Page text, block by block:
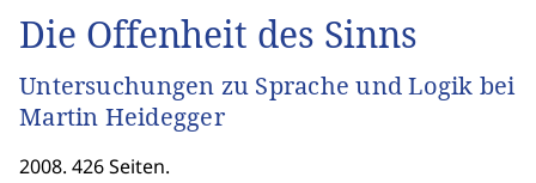
Die Offenheit des Sinns
Untersuchungen zu Sprache und Logik bei
Martin Heidegger
2008. 426 Seiten.